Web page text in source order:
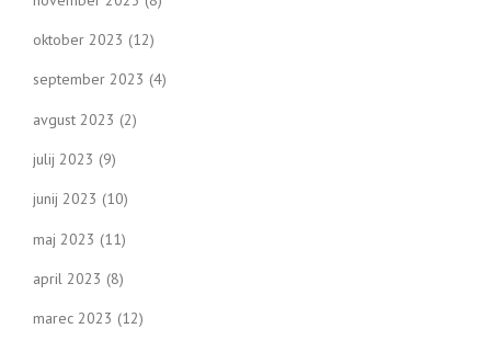
oktober 2023 (12)
september 2023 (4)
avgust 2023 (2)
julij 2023 (9)
junij 2023 (10)
maj 2023 (11)
april 2023 (8)
marec 2023 (12)